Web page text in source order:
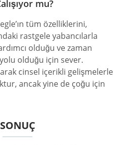
mu?
tüm özelliklerini,
rastgele yabancılarla
olduğu ve zaman
olduğu için sever.
cinsel içerikli gelişmelerle
ancak yine de çoğu için
SONUÇ